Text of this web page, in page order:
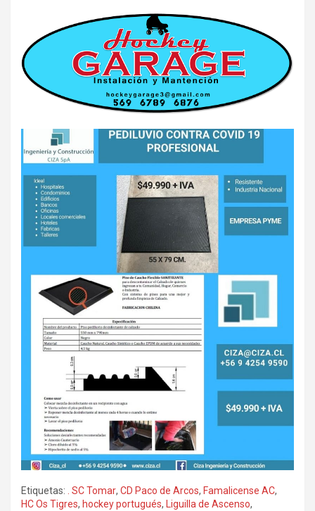
Etiquetas: . SC Tomar, CD Paco de Arcos, Famalicense AC,
HC Os Tigres, hockey portugués, Liguilla de Ascenso,